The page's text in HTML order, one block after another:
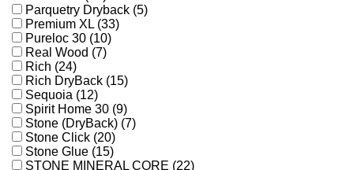
Parquetry Dryback (5)
Premium XL (33)
Pureloc 30 (10)
Real Wood (7)
Rich (24)
Rich DryBack (15)
Sequoia (12)
Spirit Home 30 (9)
Stone (DryBack) (7)
Stone Click (20)
Stone Glue (15)
STONE MINERAL CORE (22)